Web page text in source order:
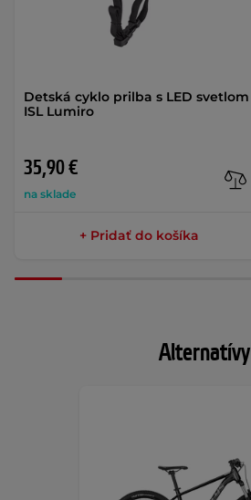
Detská cyklo prilba s LED svetlom
ISL Lumiro
35,90 €
na sklade
+ Pridať do košíka
Alternatívy